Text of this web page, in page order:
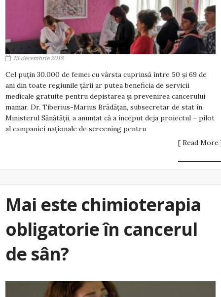
13 decembrie 2018
Cel puțin 30.000 de femei cu vârsta cuprinsă între 50 și 69 de
ani din toate regiunile țării ar putea beneficia de servicii
medicale gratuite pentru depistarea și prevenirea cancerului
mamar. Dr. Tiberius-Marius Brădățan, subsecretar de stat în
Ministerul Sănătății, a anunțat că a început deja proiectul – pilot
al campaniei naționale de screening pentru
[ Read More
Mai este chimioterapia
obligatorie în cancerul
de sân?